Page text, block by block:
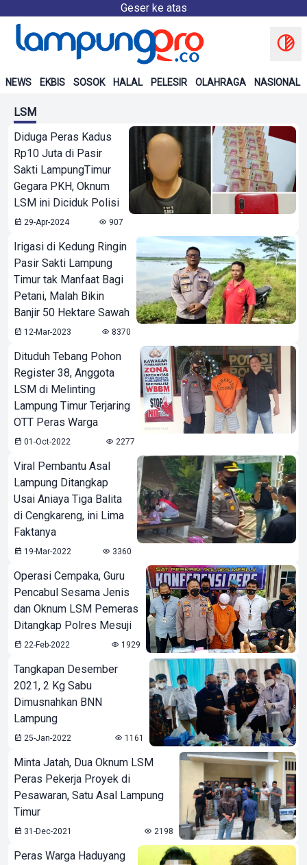
Geser ke atas
NEWS EKBIS SOSOK HALAL PELESIR OLAHRAGA NASIONAL
LSM
Diduga Peras Kadus
Rp10 Juta di Pasir
Sakti LampungTimur
Gegara PKH, Oknum
LSM ini Diciduk Polisi
29-Apr-2024 907
Irigasi di Kedung Ringin
Pasir Sakti Lampung
Timur tak Manfaat Bagi
Petani, Malah Bikin
Banjir 50 Hektare Sawah
12-Mar-2023 8370
Dituduh Tebang Pohon
Register 38, Anggota
LSM di Melinting
Lampung Timur Terjaring
OTT Peras Warga
01-Oct-2022 2277
Viral Pembantu Asal
Lampung Ditangkap
Usai Aniaya Tiga Balita
di Cengkareng, ini Lima
Faktanya
19-Mar-2022 3360
Operasi Cempaka, Guru
Pencabul Sesama Jenis
dan Oknum LSM Pemeras
Ditangkap Polres Mesuji
22-Feb-2022 1929
Tangkapan Desember
2021, 2 Kg Sabu
Dimusnahkan BNN
Lampung
25-Jan-2022 1161
Minta Jatah, Dua Oknum LSM
Peras Pekerja Proyek di
Pesawaran, Satu Asal Lampung
Timur
31-Dec-2021 2198
Peras Warga Haduyang